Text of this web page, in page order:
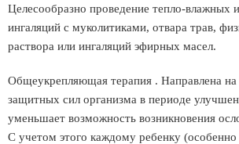
Целесообразно проведение тепло-влажных
ингаляций с муколитиками, отвара трав,
раствора или ингаляций эфирных масел.
Общеукрепляющая терапия . Направлена
защитных сил организма в периоде
уменьшает возможность возникновения
С учетом этого каждому ребенку (особенно